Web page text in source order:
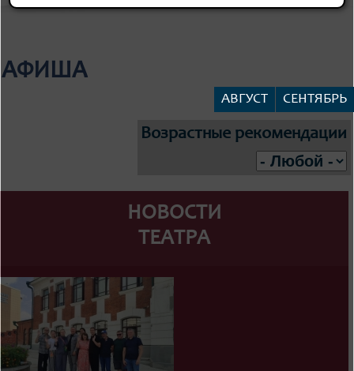
НОВОСТИ
ТЕАТРА
АВГУСТ СЕНТЯБРЬ
АФИША
Возрастные рекомендации